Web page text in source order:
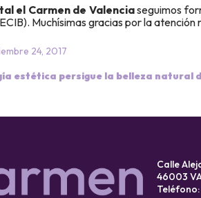
el Carmen de Valenciaseguimos
Muchísimas gracias por la atención
24, 2017
estética persigue la belleza natural
Calle
46003